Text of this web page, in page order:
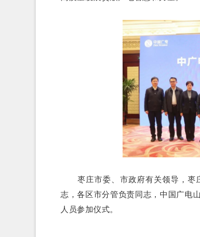
枣庄市委、市政府有关领导，枣庄
志，各区市分管负责同志，中国广电
人员参加仪式。